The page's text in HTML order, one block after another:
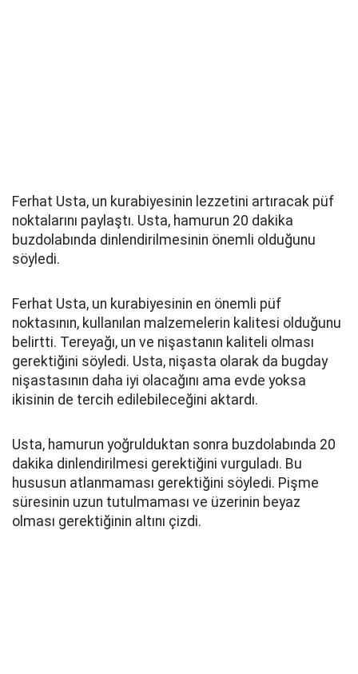
Ferhat Usta, un kurabiyesinin lezzetini artıracak püf
noktalarını paylaştı. Usta, hamurun 20 dakika
buzdolabında dinlendirilmesinin önemli olduğunu
söyledi.
Ferhat Usta, un kurabiyesinin en önemli püf
noktasının, kullanılan malzemelerin kalitesi olduğunu
belirtti. Tereyağı, un ve nişastanın kaliteli olması
gerektiğini söyledi. Usta, nişasta olarak da bugday
nişastasının daha iyi olacağını ama evde yoksa
ikisinin de tercih edilebileceğini aktardı.
Usta, hamurun yoğrulduktan sonra buzdolabında 20
dakika dinlendirilmesi gerektiğini vurguladı. Bu
hususun atlanmaması gerektiğini söyledi. Pişme
süresinin uzun tutulmaması ve üzerinin beyaz
olması gerektiğinin altını çizdi.